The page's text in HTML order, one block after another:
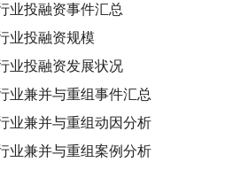
业投融资事件汇总
业投融资规模
业投融资发展状况
业兼并与重组事件汇总
业兼并与重组动因分析
业兼并与重组案例分析